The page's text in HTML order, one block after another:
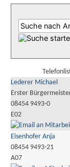
Lederer Michael
Erster
08454 9493-0
E02
Eisenhofer Anja
08454 9493-21
A07